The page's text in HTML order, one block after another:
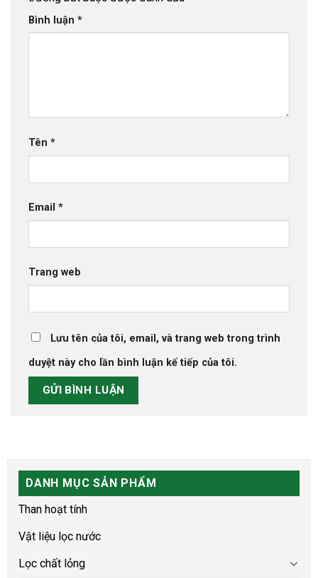
DANH MỤC SẢN PHẨM
Than hoạt tính
Vật liệu lọc nước
Lọc chất lỏng
Bình luận *
Tên *
Email *
Trang web
Lưu tên của tôi, email, và trang web trong trình
duyệt này cho lần bình luận kế tiếp của tôi.